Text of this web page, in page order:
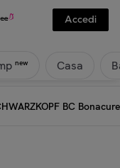
Accedi
new Casa
BC